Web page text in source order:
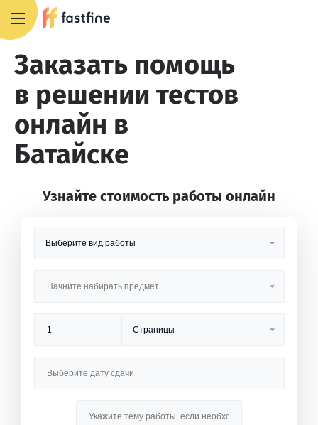
Заказать помощь
в решении тестов
онлайн в
Батайске
Узнайте стоимость работы онлайн